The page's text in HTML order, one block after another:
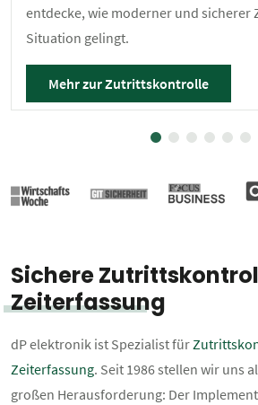
entdecke, wie moderner und sicherer
Situation gelingt.
Mehr zur Zutrittskontrolle
Sichere
Zeiterfassung
dP elektronik ist Spezialist für
Zeiterfassung. Seit 1986 stellen wir uns
großen Herausforderung: Der